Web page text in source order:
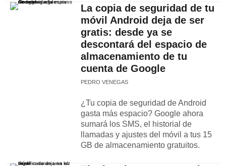
La copia de seguridad de tu
móvil Android deja de ser
gratis: desde ya se
descontará del espacio de
almacenamiento de tu
cuenta de Google
PEDRO VENEGAS
¿Tu copia de seguridad de Android
gasta más espacio? Google ahora
sumará los SMS, el historial de
llamadas y ajustes del móvil a tus 15
GB de almacenamiento gratuitos.